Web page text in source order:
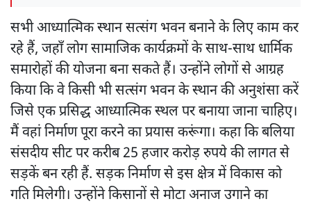
सभी आध्यात्मिक स्थान सत्संग भवन बनाने के लिए काम कर
रहे हैं, जहाँ लोग सामाजिक कार्यक्रमों के साथ-साथ धार्मिक
समारोहों की योजना बना सकते हैं। उन्होंने लोगों से आग्रह
किया कि वे किसी भी सत्संग भवन के स्थान की अनुशंसा करें
जिसे एक प्रसिद्ध आध्यात्मिक स्थल पर बनाया जाना चाहिए।
मैं वहां निर्माण पूरा करने का प्रयास करूंगा। कहा कि बलिया
संसदीय सीट पर करीब 25 हजार करोड़ रुपये की लागत से
सड़कें बन रही हैं. सड़क निर्माण से इस क्षेत्र में विकास को
गति मिलेगी। उन्होंने किसानों से मोटा अनाज उगाने का